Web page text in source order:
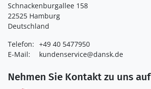
Schnackenburgallee 158
22525 Hamburg
Deutschland
Telefon: +49 40 5477950
E-Mail:
kundenservice@dansk.de
Nehmen Sie Kontakt zu uns auf